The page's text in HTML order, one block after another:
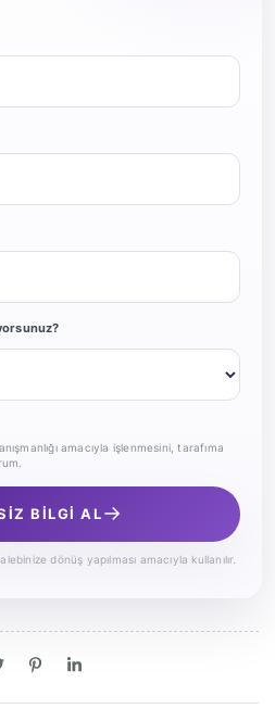
amacıyla işlenmesini, tarafıma
BİLGİ AL→
dönüş yapılması amacıyla kullanılır.